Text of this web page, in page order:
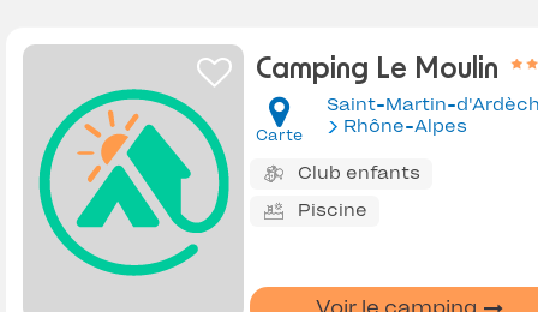
Camping Le Moulin
Carte
Saint-Martin-
Rhône-Alpes
Club enfants
Piscine